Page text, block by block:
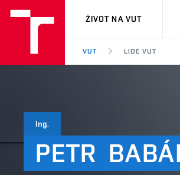
VUT
ŽIVOT NA VUT
VUT LIDÉ VUT
Ing.
PETR